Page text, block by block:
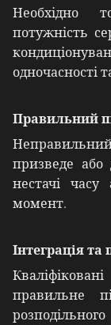
Необхідно
потужність
одночасності
Правильний
призведе
нестачі
момент.
Інтеграція
правильне